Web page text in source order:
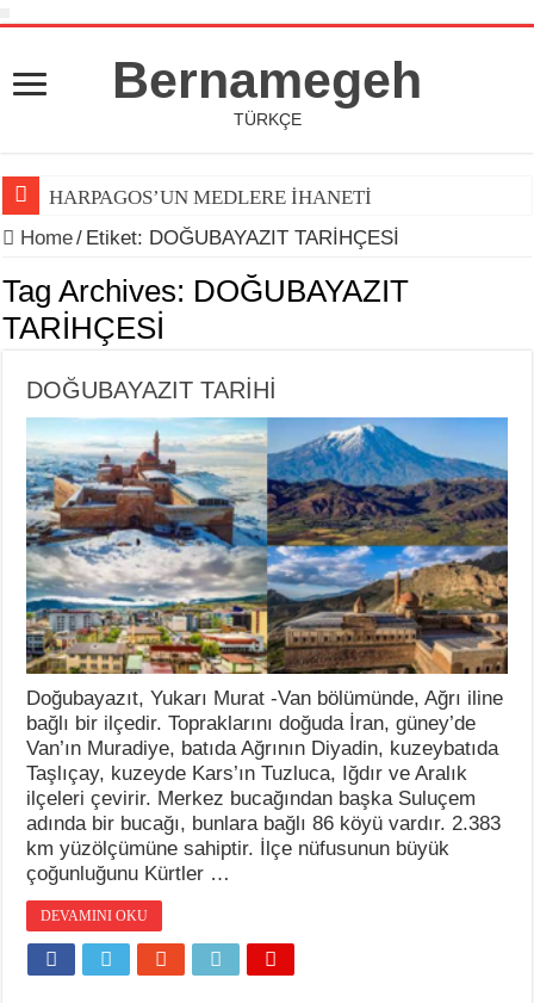
Bernamegeh
TÜRKÇE
HARPAGOS’UN MEDLERE İHANETİ
Home/ Etiket: DOĞUBAYAZIT TARİHÇESİ
Tag Archives: DOĞUBAYAZIT
TARİHÇESİ
DOĞUBAYAZIT TARİHİ
Doğubayazıt, Yukarı Murat -Van bölümünde, Ağrı iline
bağlı bir ilçedir. Topraklarını doğuda İran, güney’de
Van’ın Muradiye, batıda Ağrının Diyadin, kuzeybatıda
Taşlıçay, kuzeyde Kars’ın Tuzluca, Iğdır ve Aralık
ilçeleri çevirir. Merkez bucağından başka Suluçem
adında bir bucağı, bunlara bağlı 86 köyü vardır. 2.383
km yüzölçümüne sahiptir. İlçe nüfusunun büyük
çoğunluğunu Kürtler …
DEVAMINI OKU